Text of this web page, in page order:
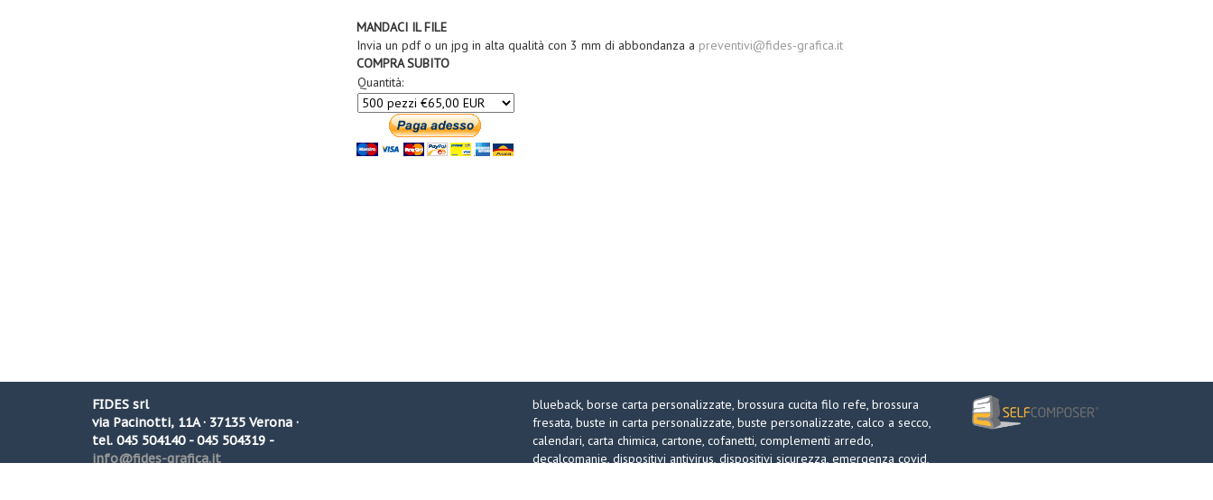
MANDACI IL FILE
Invia un pdf o un jpg in alta qualità con 3 mm di abbondanza a preventivi@fides-grafica.it
COMPRA SUBITO
Quantità:
FIDES srl
via Pacinotti, 11A · 37135 Verona ·
tel. 045 504140 - 045 504319 -
info@fides-grafica.it
blueback, borse carta personalizzate, brossura cucita filo refe, brossura
fresata, buste in carta personalizzate, buste personalizzate, calco a secco,
calendari, carta chimica, cartone, cofanetti, complementi arredo,
decalcomanie, dispositivi antivirus, dispositivi sicurezza, emergenza covid,